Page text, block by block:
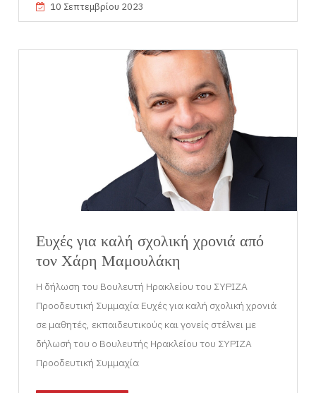
10 Σεπτεμβρίου 2023
Ευχές για καλή σχολική χρονιά από
τον Χάρη Μαμουλάκη
Η δήλωση του Βουλευτή Ηρακλείου του ΣΥΡΙΖΑ
Προοδευτική Συμμαχία Ευχές για καλή σχολική χρονιά
σε μαθητές, εκπαιδευτικούς και γονείς στέλνει με
δήλωσή του ο Βουλευτής Ηρακλείου του ΣΥΡΙΖΑ
Προοδευτική Συμμαχία